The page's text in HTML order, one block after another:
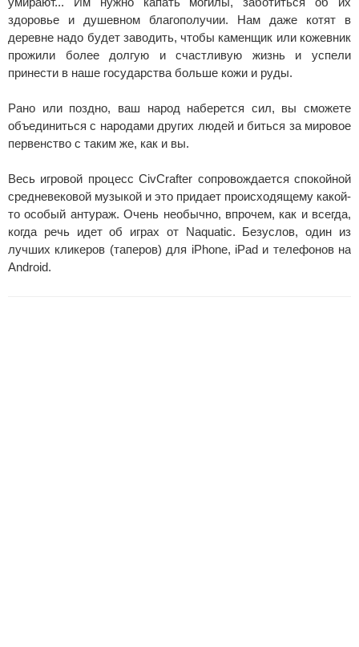
здоровье и душевном благополучии. Нам даже котят в
деревне надо будет заводить, чтобы каменщик или кожевник
прожили более долгую и счастливую жизнь и успели
принести в наше государства больше кожи и руды.
Рано или поздно, ваш народ наберется сил, вы сможете
объединиться с народами других людей и биться за мировое
первенство с таким же, как и вы.
Весь игровой процесс CivCrafter сопровождается спокойной
средневековой музыкой и это придает происходящему какой-
то особый антураж. Очень необычно, впрочем, как и всегда,
когда речь идет об играх от Naquatic. Безуслов, один из
лучших кликеров (таперов) для iPhone, iPad и телефонов на
Android.